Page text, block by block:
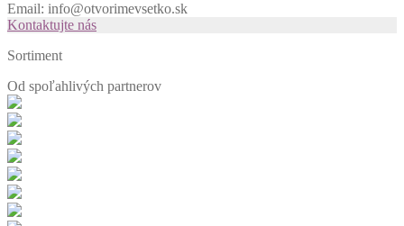
Email: info@otvorimevsetko.sk
Kontaktujte nás
Sortiment
Od spoľahlivých partnerov